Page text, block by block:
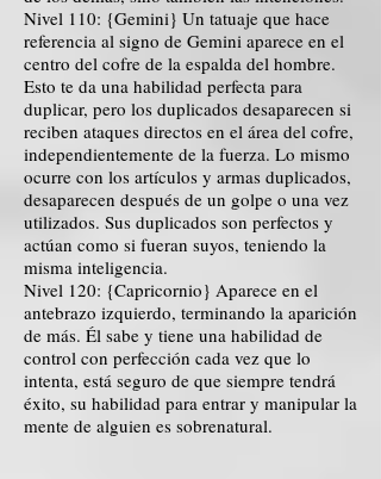
Nivel 110: {Gemini} Un tatuaje que hace
referencia al signo de Gemini aparece en el
centro del cofre de la espalda del hombre.
Esto te da una habilidad perfecta para
duplicar, pero los duplicados desaparecen si
reciben ataques directos en el área del cofre,
independientemente de la fuerza. Lo mismo
ocurre con los artículos y armas duplicados,
desaparecen después de un golpe o una vez
utilizados. Sus duplicados son perfectos y
actúan como si fueran suyos, teniendo la
misma inteligencia.
Nivel 120: {Capricornio} Aparece en el
antebrazo izquierdo, terminando la aparición
de más. Él sabe y tiene una habilidad de
control con perfección cada vez que lo
intenta, está seguro de que siempre tendrá
éxito, su habilidad para entrar y manipular la
mente de alguien es sobrenatural.